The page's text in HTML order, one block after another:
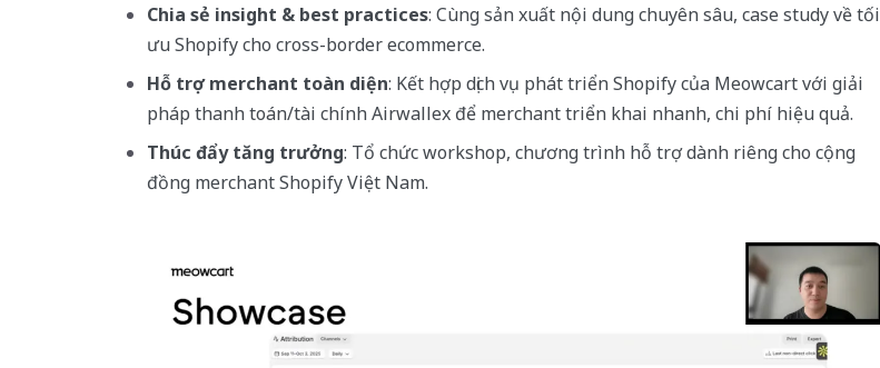
Chia sẻ insight & best practices: Cùng sản xuất nội dung chuyên sâu, case study về tối
ưu Shopify cho cross-border ecommerce.
Hỗ trợ merchant toàn diện: Kết hợp dịch vụ phát triển Shopify của Meowcart với giải
pháp thanh toán/tài chính Airwallex để merchant triển khai nhanh, chi phí hiệu quả.
Thúc đẩy tăng trưởng: Tổ chức workshop, chương trình hỗ trợ dành riêng cho cộng
đồng merchant Shopify Việt Nam.